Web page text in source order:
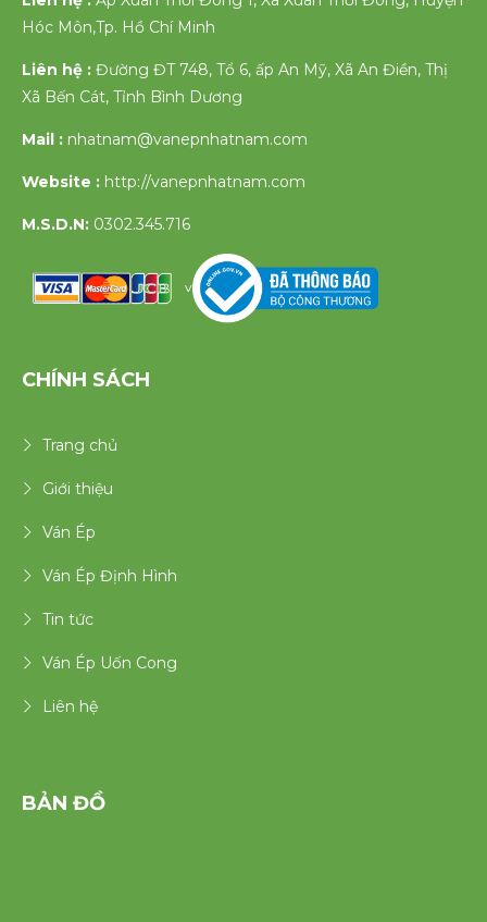
Hóc Môn,Tp. Hồ Chí Minh
Liên hệ : Đường ĐT 748, Tổ 6, ấp An Mỹ, Xã An Điền, Thị
Xã Bến Cát, Tỉnh Bình Dương
Mail : nhatnam@vanepnhatnam.com
Website : http://vanepnhatnam.com
M.S.D.N: 0302.345.716
v
CHÍNH SÁCH
Trang chủ
Giới thiệu
Ván Ép
Ván Ép Định Hình
Tin tức
Ván Ép Uốn Cong
Liên hệ
BẢN ĐỒ